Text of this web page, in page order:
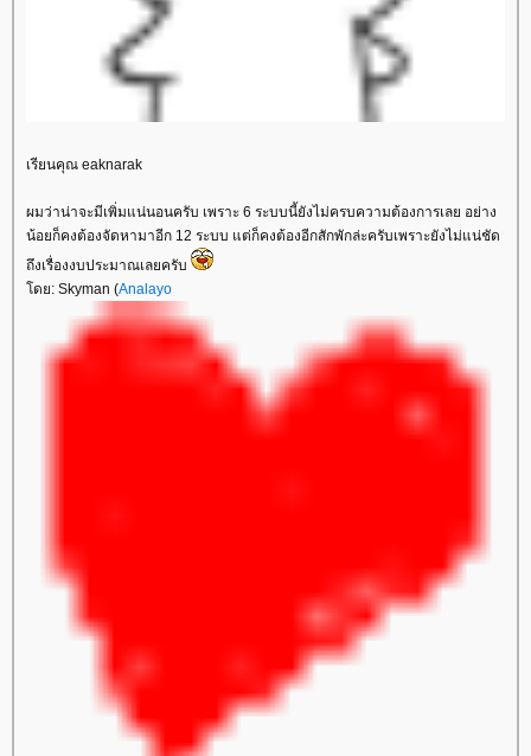
เรียนคุณ eaknarak
ผมว่าน่าจะมีเพิ่มแน่นอนครับ เพราะ 6 ระบบนี้ยังไม่ครบความต้องการเลย อย่าง
น้อยก็คงต้องจัดหามาอีก 12 ระบบ แต่ก็คงต้องอีกสักพักล่ะครับเพราะยังไม่แน่ชัด
ถึงเรื่องงบประมาณเลยครับ
ดย: Skyman (Analayo